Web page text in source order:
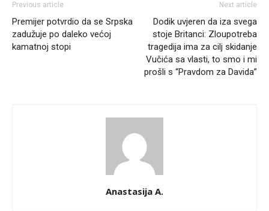
Previous article
Premijer potvrdio da se Srpska
zadužuje po daleko većoj
kamatnoj stopi
Next article
Dodik uvjeren da iza svega
stoje Britanci: Zloupotreba
tragedija ima za cilj skidanje
Vučića sa vlasti, to smo i mi
prošli s “Pravdom za Davida”
Anastasija A.